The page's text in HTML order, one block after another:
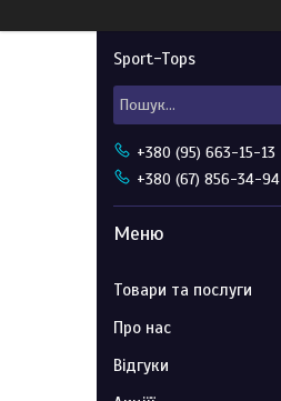
Sport-Tops
+380 (95) 663-15-13
+380 (67) 856-34-94
Товари та послуги
Про нас
Відгуки